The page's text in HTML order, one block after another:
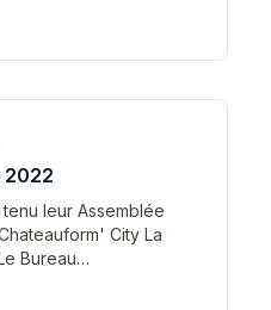
2022
leur Assemblée
City La
Bureau…